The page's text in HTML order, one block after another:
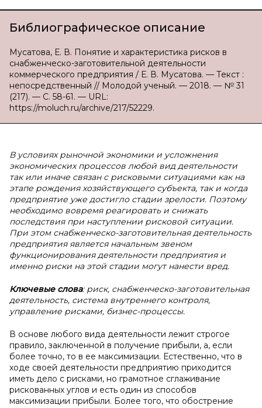
Библиографическое описание
Мусатова, Е. В. Понятие и характеристика рисков в
снабженческо-заготовительной деятельности
коммерческого предприятия / Е. В. Мусатова. — Текст :
непосредственный // Молодой ученый. — 2018. — № 31
(217). — С. 58-61. — URL:
https://moluch.ru/archive/217/52229.
В условиях рыночной экономики и усложнения
экономических процессов любой вид деятельности
так или иначе связан с рисковыми ситуациями как на
этапе рождения хозяйствующего субъекта, так и когда
предприятие уже достигло стадии зрелости. Поэтому
необходимо вовремя реагировать и снижать
последствия при наступлении рисковой ситуации.
При этом снабженческо-заготовительная деятельность
предприятия является начальным звеном
функционирования деятельности предприятия и
именно риски на этой стадии могут нанести вред.
Ключевые слова: риск, снабженческо-заготовительная
деятельность, система внутреннего контроля,
управление рисками, бизнес-процессы.
В основе любого вида деятельности лежит строгое
правило, заключенной в получение прибыли, а, если
более точно, то в ее максимизации. Естественно, что в
ходе своей деятельности предприятию приходится
иметь дело с рисками, но грамотное сглаживание
рискованных углов и есть один из способов
максимизации прибыли. Более того, что обострение